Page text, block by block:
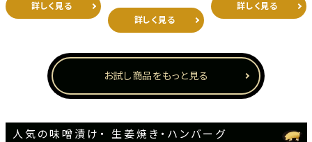
詳しく見る
詳しく見る
詳しく見る
お試し商品をもっと見る
人気の味噌漬け・ 生姜焼き・ハンバーグ